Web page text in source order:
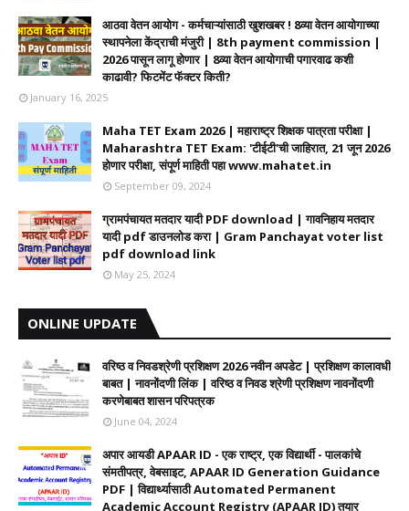
आठवा वेतन आयोग - कर्मचाऱ्यांसाठी खुशखबर ! 8व्या वेतन आयोगाच्या
स्थापनेला केंद्राची मंजुरी | 8th payment commission |
2026 पासून लागू होणार | 8व्या वेतन आयोगाची पगारवाढ कशी
काढावी? फिटमेंट फॅक्टर किती?
January 16, 2025
Maha TET Exam 2026 | महाराष्ट्र शिक्षक पात्रता परीक्षा |
Maharashtra TET Exam: 'टीईटी'ची जाहिरात, 21 जून 2026
होणार परीक्षा, संपूर्ण माहिती पहा www.mahatet.in
September 09, 2024
ग्रामपंचायत मतदार यादी PDF download | गावनिहाय मतदार
यादी pdf डाउनलोड करा | Gram Panchayat voter list
pdf download link
May 25, 2024
ONLINE UPDATE
वरिष्ठ व निवडश्रेणी प्रशिक्षण 2026 नवीन अपडेट | प्रशिक्षण कालावधी‌
बाबत | नावनोंदणी लिंक | वरिष्ठ व निवड श्रेणी प्रशिक्षण नावनोंदणी
करणेबाबत शासन परिपत्रक
June 04, 2024
अपार आयडी APAAR ID - एक राष्ट्र, एक विद्यार्थी - पालकांचे
संमतीपत्र, वेबसाइट, APAAR ID Generation Guidance
PDF | विद्यार्थ्यासाठी Automated Permanent
Academic Account Registry (APAAR ID) तयार